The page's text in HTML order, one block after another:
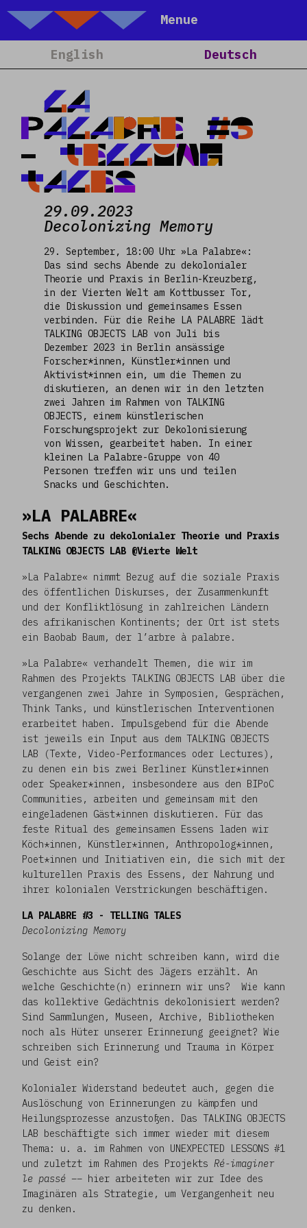
Talking Objects
Menue
Home
Über Uns
Kalender
Blog
People
Kontakt
English Deutsch
LA
PALABRE #3
- TELLING
TALES
29.09.2023
Decolonizing Memory
29. September, 18:00 Uhr »La Palabre«:
Das sind sechs Abende zu dekolonialer
Theorie und Praxis in Berlin-Kreuzberg,
in der Vierten Welt am Kottbusser Tor,
die Diskussion und gemeinsames Essen
verbinden. Für die Reihe LA PALABRE lädt
TALKING OBJECTS LAB von Juli bis
Dezember 2023 in Berlin ansässige
Forscher*innen, Künstler*innen und
Aktivist*innen ein, um die Themen zu
diskutieren, an denen wir in den letzten
zwei Jahren im Rahmen von TALKING
OBJECTS, einem künstlerischen
Forschungsprojekt zur Dekolonisierung
von Wissen, gearbeitet haben. In einer
kleinen La Palabre-Gruppe von 40
Personen treffen wir uns und teilen
Snacks und Geschichten.
»LA PALABRE«
Sechs Abende zu dekolonialer Theorie und Praxis
TALKING OBJECTS LAB @Vierte Welt
»La Palabre« nimmt Bezug auf die soziale Praxis
des öffentlichen Diskurses, der Zusammenkunft
und der Konfliktlösung in zahlreichen Ländern
des afrikanischen Kontinents; der Ort ist stets
ein Baobab Baum, der l’arbre à palabre.
»La Palabre« verhandelt Themen, die wir im
Rahmen des Projekts TALKING OBJECTS LAB über die
vergangenen zwei Jahre in Symposien, Gesprächen,
Think Tanks, und künstlerischen Interventionen
erarbeitet haben. Impulsgebend für die Abende
ist jeweils ein Input aus dem TALKING OBJECTS
LAB (Texte, Video-Performances oder Lectures),
zu denen ein bis zwei Berliner Künstler*innen
oder Speaker*innen, insbesondere aus den BIPoC
Communities, arbeiten und gemeinsam mit den
eingeladenen Gäst*innen diskutieren. Für das
feste Ritual des gemeinsamen Essens laden wir
Köch*innen, Künstler*innen, Anthropolog*innen,
Poet*innen und Initiativen ein, die sich mit der
kulturellen Praxis des Essens, der Nahrung und
ihrer kolonialen Verstrickungen beschäftigen.
LA PALABRE #3 - TELLING TALES
Decolonizing Memory
Solange der Löwe nicht schreiben kann, wird die
Geschichte aus Sicht des Jägers erzählt. An
welche Geschichte(n) erinnern wir uns? Wie kann
das kollektive Gedächtnis dekolonisiert werden?
Sind Sammlungen, Museen, Archive, Bibliotheken
noch als Hüter unserer Erinnerung geeignet? Wie
schreiben sich Erinnerung und Trauma in Körper
und Geist ein?
Kolonialer Widerstand bedeutet auch, gegen die
Auslöschung von Erinnerungen zu kämpfen und
Heilungsprozesse anzustoßen. Das TALKING OBJECTS
LAB beschäftigte sich immer wieder mit diesem
Thema: u. a. im Rahmen von UNEXPECTED LESSONS #1
und zuletzt im Rahmen des Projekts Ré-imaginer
le passé –– hier arbeiteten wir zur Idee des
Imaginären als Strategie, um Vergangenheit neu
zu denken.